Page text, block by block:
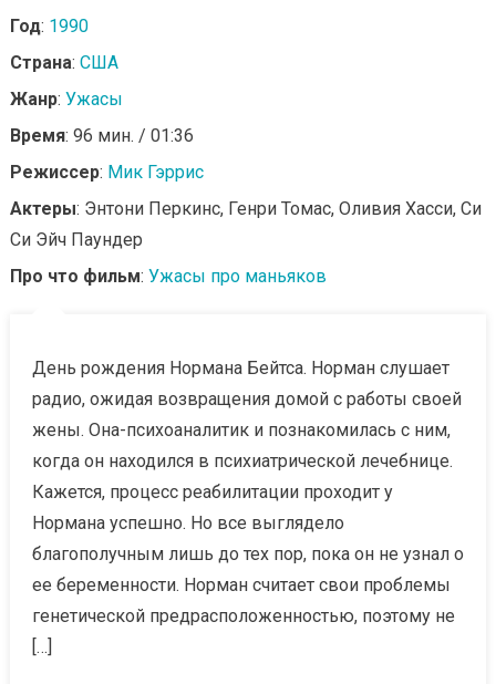
Год: 1990
Страна: США
Жанр: Ужасы
Время: 96 мин. / 01:36
Режиссер: Мик Гэррис
Актеры: Энтони Перкинс, Генри Томас, Оливия Хасси, Си
Си Эйч Паундер
Про что фильм: Ужасы про маньяков
День рождения Нормана Бейтса. Норман слушает
радио, ожидая возвращения домой с работы своей
жены. Она-психоаналитик и познакомилась с ним,
когда он находился в психиатрической лечебнице.
Кажется, процесс реабилитации проходит у
Нормана успешно. Но все выглядело
благополучным лишь до тех пор, пока он не узнал о
ее беременности. Норман считает свои проблемы
генетической предрасположенностью, поэтому не
[…]